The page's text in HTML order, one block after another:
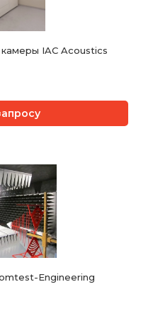
IAC Acoustics
Engineering